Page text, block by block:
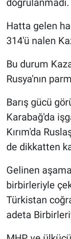
doğrulanmadı.
Hatta gelen
314'ü nalen
Bu durum
Rusya'nın
Barış gücü
Karabağ'da
Kırım'da
de dikkatten
Gelinen
birbirleriyle
Türkistan
adeta